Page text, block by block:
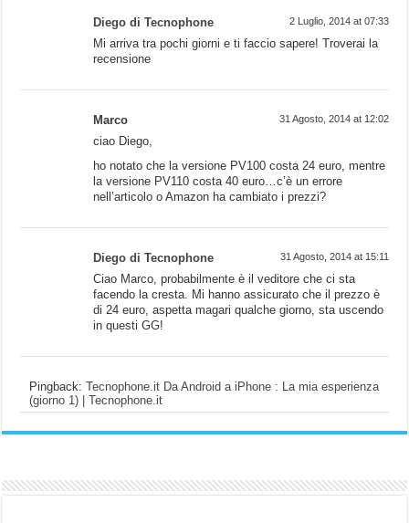
Diego di Tecnophone 2 Luglio, 2014 at 07:33
Mi arriva tra pochi giorni e ti faccio sapere! Troverai la
recensione
Marco 31 Agosto, 2014 at 12:02
ciao Diego,
ho notato che la versione PV100 costa 24 euro, mentre
la versione PV110 costa 40 euro…c’è un errore
nell’articolo o Amazon ha cambiato i prezzi?
Diego di Tecnophone 31 Agosto, 2014 at 15:11
Ciao Marco, probabilmente è il veditore che ci sta
facendo la cresta. Mi hanno assicurato che il prezzo è
di 24 euro, aspetta magari qualche giorno, sta uscendo
in questi GG!
Pingback:Tecnophone.it Da Android a iPhone : La mia esperienza
(giorno 1) | Tecnophone.it